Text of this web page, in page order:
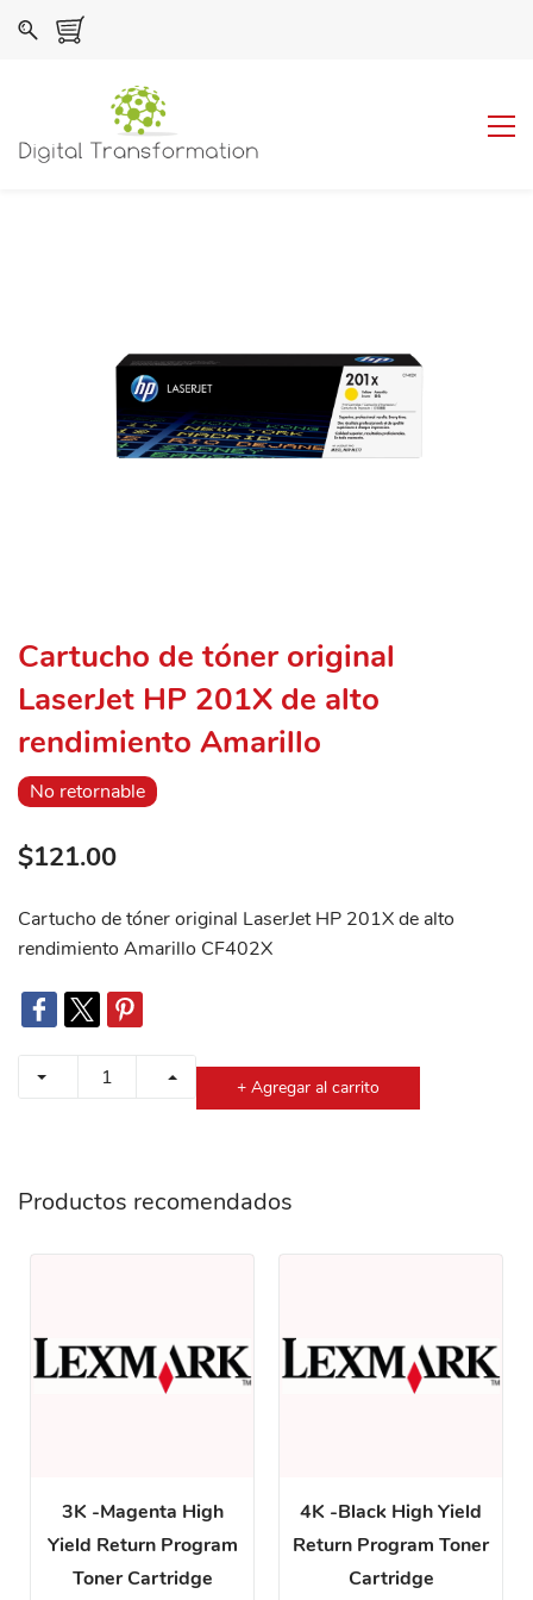
Cartucho de tóner original
LaserJet HP 201X de alto
rendimiento Amarillo
No retornable
$121.00
Cartucho de tóner original LaserJet HP 201X de alto
rendimiento Amarillo CF402X
+ Agregar al carrito
Productos recomendados
3K -Magenta High
Yield Return Program
Toner Cartridge
4K -Black High Yield
Return Program Toner
Cartridge